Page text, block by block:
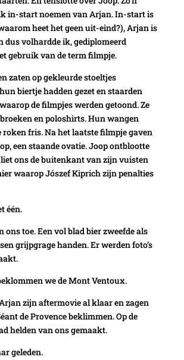
in-start noemen van Arjan. In-start is
heet het geen uit-eind?), Arjan is
dus volhardde ik, gediplomeerd
gebruik van de term filmpje.
zaten op gekleurde stoeltjes
biertje hadden gezet en staarden
de filmpjes werden getoond. Ze
en poloshirts. Hun wangen
roken fris. Na het laatste filmpje gaven
een staande ovatie. Joop ontblootte
ons de buitenkant van zijn vuisten
waarop Jószef Kiprich zijn penalties
één.
ons toe. Een vol blad bier zweefde als
grijpgrage handen. Er werden foto’s
we de Mont Ventoux.
Arjan zijn aftermovie al klaar en zagen
de Provence beklimmen. Op de
helden van ons gemaakt.
geleden.